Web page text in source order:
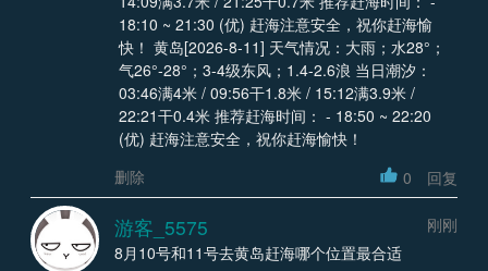
18:10 ~ 21:30 (优) 赶海注意安全，祝你赶海愉
快！ 黄岛[2026-8-11] 天气情况：大雨；水28°；
气26°-28°；3-4级东风；1.4-2.6浪 当日潮汐：
03:46满4米 / 09:56干1.8米 / 15:12满3.9米 /
22:21干0.4米 推荐赶海时间： - 18:50 ~ 22:20
(优) 赶海注意安全，祝你赶海愉快！
删除
0 回复
游客_5575
刚刚
8月10号和11号去黄岛赶海哪个位置最合适